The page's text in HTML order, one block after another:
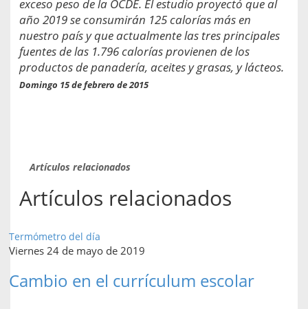
exceso peso de la OCDE. El estudio proyectó que al
año 2019 se consumirán 125 calorías más en
nuestro país y que actualmente las tres principales
fuentes de las 1.796 calorías provienen de los
productos de panadería, aceites y grasas, y lácteos.
Domingo 15 de febrero de 2015
Artículos relacionados
Artículos relacionados
Termómetro del día
Viernes 24 de mayo de 2019
Cambio en el currículum escolar